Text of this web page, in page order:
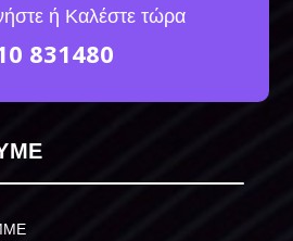
ή Καλέστε τώρα
831480